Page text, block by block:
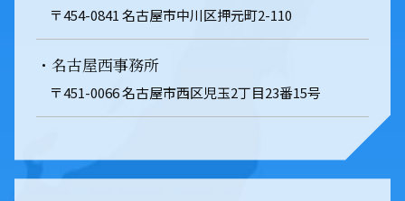
〒454-0841 名古屋市中川区押元町2-110
・名古屋西事務所
〒451-0066 名古屋市西区児玉2丁目23番15号